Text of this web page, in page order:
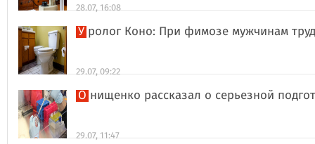
28.07, 16:08
Уролог Коно: При фимозе мужчинам
29.07, 09:22
Онищенко рассказал о серьезной
29.07, 11:47